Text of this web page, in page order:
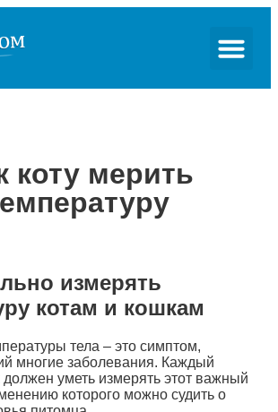
коту мерить
измерять
котам и кошкам
тела – это симптом,
многие заболевания. Каждый
уметь измерять этот важный
которого можно судить о